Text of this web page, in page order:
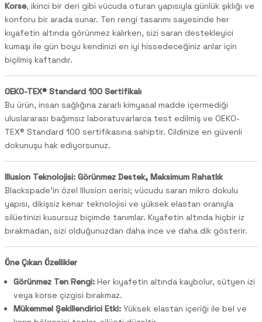
Korse, ikinci bir deri gibi vücuda oturan yapısıyla günlük şıklığı ve
konforu bir arada sunar. Ten rengi tasarımı sayesinde her
kıyafetin altında görünmez kalırken, sizi saran destekleyici
kumaşı ile gün boyu kendinizi en iyi hissedeceğiniz anlar için
biçilmiş kaftandır.
OEKO-TEX® Standard 100 Sertifikalı
Bu ürün, insan sağlığına zararlı kimyasal madde içermediği
uluslararası bağımsız laboratuvarlarca test edilmiş ve OEKO-
TEX® Standard 100 sertifikasına sahiptir. Cildinize en güvenli
dokunuşu hak ediyorsunuz.
Illusion Teknolojisi: Görünmez Destek, Maksimum Rahatlık
Blackspade'in özel Illusion serisi; vücudu saran mikro dokulu
yapısı, dikişsiz kenar teknolojisi ve yüksek elastan oranıyla
silüetinizi kusursuz biçimde tanımlar. Kıyafetin altında hiçbir iz
bırakmadan, sizi olduğunuzdan daha ince ve daha dik gösterir.
Öne Çıkan Özellikler
Görünmez Ten Rengi: Her kıyafetin altında kaybolur, sütyen izi
veya korse çizgisi bırakmaz.
Mükemmel Şekillendirici Etki: Yüksek elastan içeriği ile bel ve